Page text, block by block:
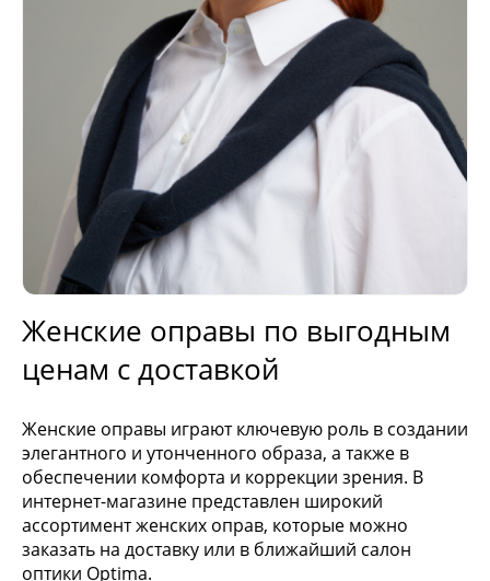
Женские оправы по выгодным
ценам с доставкой
Женские оправы играют ключевую роль в создании
элегантного и утонченного образа, а также в
обеспечении комфорта и коррекции зрения. В
интернет-магазине представлен широкий
ассортимент женских оправ, которые можно
заказать на доставку или в ближайший салон
оптики Optima.